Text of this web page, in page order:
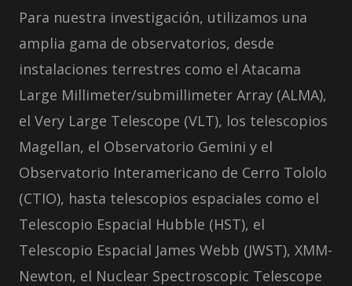
Para nuestra investigación, utilizamos una
amplia gama de observatorios, desde
instalaciones terrestres como el Atacama
Large Millimeter/submillimeter Array (ALMA),
el Very Large Telescope (VLT), los telescopios
Magellan, el Observatorio Gemini y el
Observatorio Interamericano de Cerro Tololo
(CTIO), hasta telescopios espaciales como el
Telescopio Espacial Hubble (HST), el
Telescopio Espacial James Webb (JWST), XMM-
Newton, el Nuclear Spectroscopic Telescope